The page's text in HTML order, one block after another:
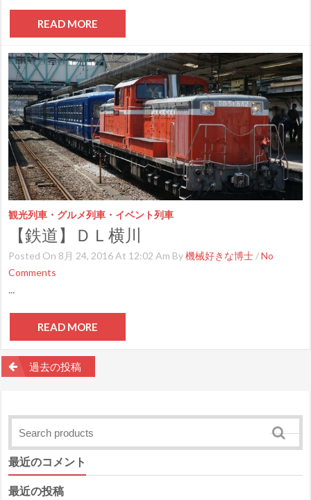
READ MORE
観光列車・グルメ列車・イベント列車
【鉄道】ＤＬ横川
Posted On 8月 24, 2016 At 12:02 Am By機械好きな博士 /No
Comments
...
READ MORE
投
ナ
ビ
ゲ
過去の投稿
最近のコメント
最近の投稿